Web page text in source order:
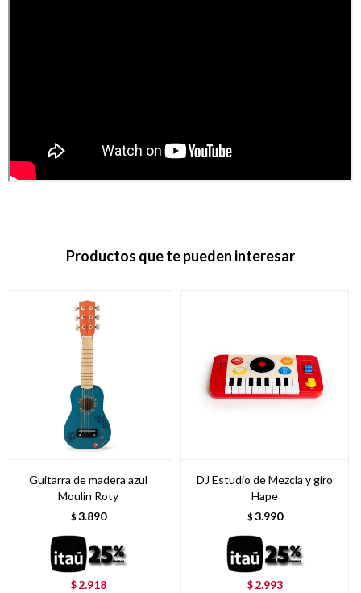
Productos que te pueden interesar
Guitarra de madera azul
Moulin Roty
$ 3.890
$ 2.918
DJ Estudio de Mezcla y giro
Hape
$ 3.990
$ 2.993